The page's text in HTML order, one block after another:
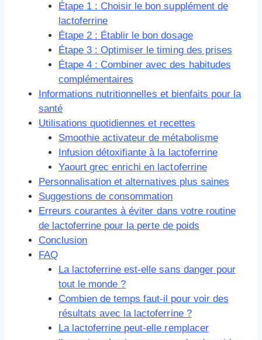
Étape 1 : Choisir le bon supplément de
lactoferrine
Étape 2 : Établir le bon dosage
Étape 3 : Optimiser le timing des prises
Étape 4 : Combiner avec des habitudes
complémentaires
Informations nutritionnelles et bienfaits pour la
santé
Utilisations quotidiennes et recettes
Smoothie activateur de métabolisme
Infusion détoxifiante à la lactoferrine
Yaourt grec enrichi en lactoferrine
Personnalisation et alternatives plus saines
Suggestions de consommation
Erreurs courantes à éviter dans votre routine
de lactoferrine pour la perte de poids
Conclusion
FAQ
La lactoferrine est-elle sans danger pour
tout le monde ?
Combien de temps faut-il pour voir des
résultats avec la lactoferrine ?
La lactoferrine peut-elle remplacer